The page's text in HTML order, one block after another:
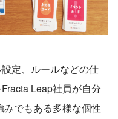
定、ルールなどの仕
Leap社員が自分
でもある多様な個性